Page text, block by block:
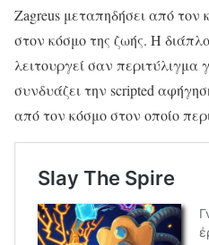
Zagreus μεταπηδήσει από τον
στον κόσμο της ζωής. Η
λειτουργεί σαν περιτύλιγμα
συνδυάζει την scripted
από τον κόσμο στον οποίο